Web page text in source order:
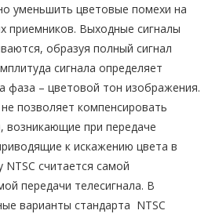
уменьшить цветовые помехи на
приемников. Выходные сигналы
образуя полный сигнал
сигнала определяет
фаза – цветовой тон изображения.
позволяет компенсировать
возникающие при передаче
к искажению цвета в
считается самой
передачи телесигнала. В
варианты стандарта NTSC